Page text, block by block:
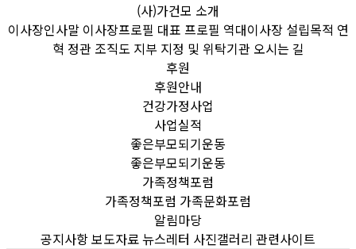
(사)가건모 소개
이사장인사말 이사장프로필 대표 프로필 역대이사장 설립목적 연
혁 정관 조직도 지부 지정 및 위탁기관 오시는 길
후원
후원안내
건강가정사업
사업실적
좋은부모되기운동
좋은부모되기운동
가족정책포럼
가족정책포럼 가족문화포럼
알림마당
공지사항보도자료뉴스레터 사진갤러리 관련사이트